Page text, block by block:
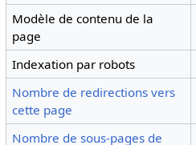
Modèle de contenu de la
page
Indexation par robots
Nombre de redirections vers
cette page
Nombre de sous-pages de